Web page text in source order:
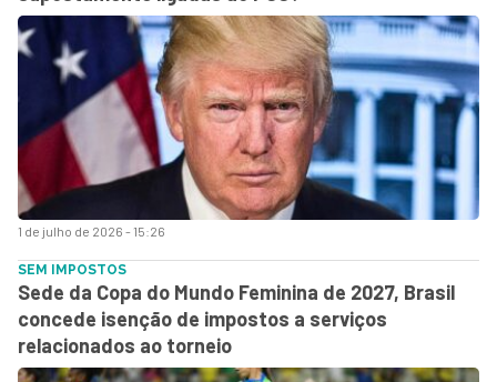
1 de julho de 2026 - 15:26
SEM IMPOSTOS
Sede da Copa do Mundo Feminina de 2027, Brasil
concede isenção de impostos a serviços
relacionados ao torneio